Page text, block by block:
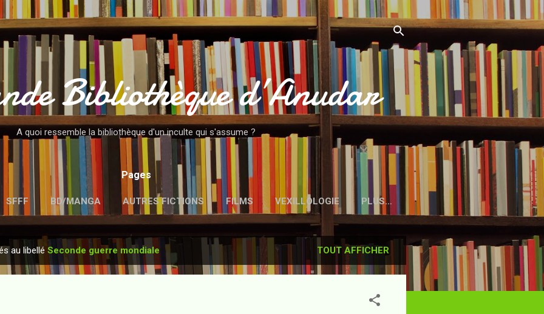
Accéder au contenu principal
Bibliothèque d’Anudar
A quoi ressemble la bibliothèque d'un inculte qui s'assume ?
Pages
SFFF BD/MANGA AUTRES FICTIONS FILMS VEXILLOLOGIE PLUS…
MENTIONS LÉGALES
au libellé Seconde guerre mondiale TOUT AFFICHER